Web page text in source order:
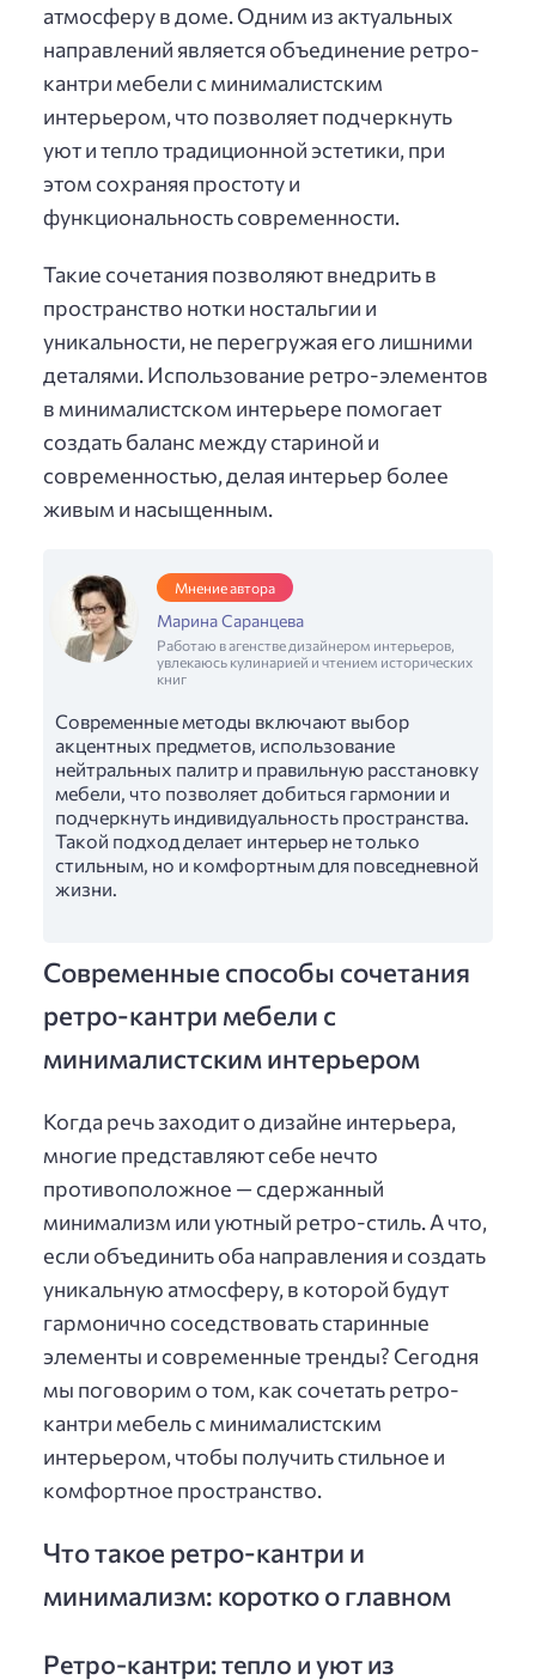
атмосферу в доме. Одним из актуальных
направлений является объединение ретро-
кантри мебели с минималистским
интерьером, что позволяет подчеркнуть
уют и тепло традиционной эстетики, при
этом сохраняя простоту и
функциональность современности.
Такие сочетания позволяют внедрить в
пространство нотки ностальгии и
уникальности, не перегружая его лишними
деталями. Использование ретро-элементов
в минималистском интерьере помогает
создать баланс между стариной и
современностью, делая интерьер более
живым и насыщенным.
Мнение автора
Марина Саранцева
Работаю в агенстве дизайнером интерьеров,
увлекаюсь кулинарией и чтением исторических
книг
Современные методы включают выбор
акцентных предметов, использование
нейтральных палитр и правильную расстановку
мебели, что позволяет добиться гармонии и
подчеркнуть индивидуальность пространства.
Такой подход делает интерьер не только
стильным, но и комфортным для повседневной
жизни.
Современные способы сочетания
ретро-кантри мебели с
минималистским интерьером
Когда речь заходит о дизайне интерьера,
многие представляют себе нечто
противоположное — сдержанный
минимализм или уютный ретро-стиль. А что,
если объединить оба направления и создать
уникальную атмосферу, в которой будут
гармонично соседствовать старинные
элементы и современные тренды? Сегодня
мы поговорим о том, как сочетать ретро-
кантри мебель с минималистским
интерьером, чтобы получить стильное и
комфортное пространство.
Что такое ретро-кантри и
минимализм: коротко о главном
Ретро-кантри: тепло и уют из